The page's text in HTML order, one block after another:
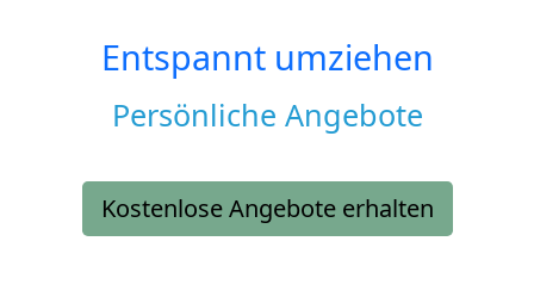
Entspannt umziehen
Persönliche Angebote
Kostenlose Angebote erhalten